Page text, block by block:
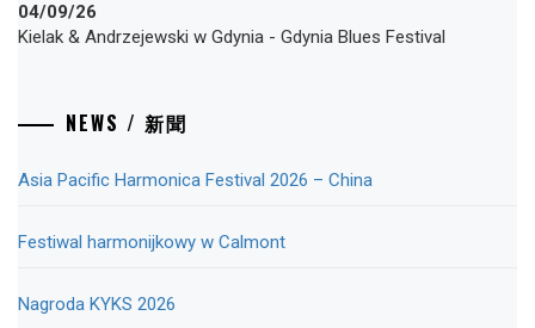
04/09/26
Kielak & Andrzejewski w Gdynia - Gdynia Blues Festival
NEWS / 新聞
Asia Pacific Harmonica Festival 2026 – China
Festiwal harmonijkowy w Calmont
Nagroda KYKS 2026